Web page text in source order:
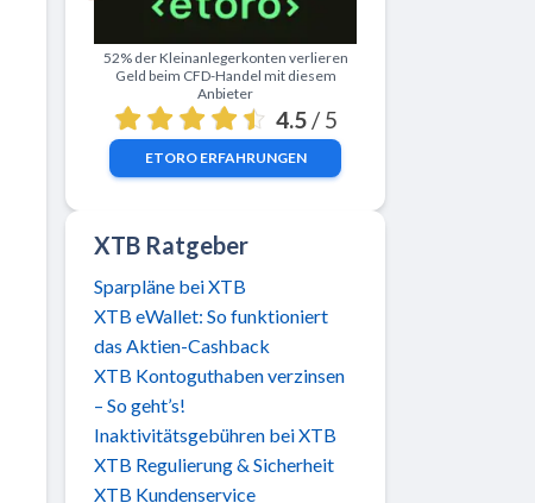
Zu eToro
52% der Kleinanlegerkonten verlieren
Geld beim CFD-Handel mit diesem
Anbieter
4.5 / 5
ETOROERFAHRUNGEN
XTB Ratgeber
Sparpläne bei XTB
XTB eWallet: So funktioniert
das Aktien-Cashback
XTB Kontoguthaben verzinsen
– So geht’s!
Inaktivitätsgebühren bei XTB
XTB Regulierung & Sicherheit
XTB Kundenservice